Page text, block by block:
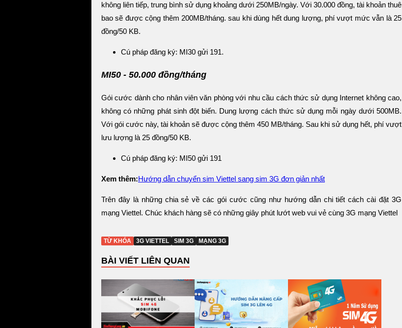
không liên tiếp, trung bình sử dụng khoảng dưới 250MB/ngày. Với 30.000 đồng, tài khoản thuê
bao sẽ được cộng thêm 200MB/tháng. sau khi dùng hết dung lượng, phí vượt mức vẫn là 25
đồng/50 KB.
Cú pháp đăng ký: MI30 gửi 191.
MI50 - 50.000 đồng/tháng
Gói cước dành cho nhân viên văn phòng với nhu cầu cách thức sử dụng Internet không cao,
không có những phát sinh đột biến. Dung lượng cách thức sử dụng mỗi ngày dưới 500MB.
Với gói cước này, tài khoản sẽ được cộng thêm 450 MB/tháng. Sau khi sử dụng hết, phí vượt
lưu lượng là 25 đồng/50 KB.
Cú pháp đăng ký: MI50 gửi 191
Xem thêm:Hướng dẫn chuyển sim Viettel sang sim 3G đơn giản nhất
Trên đây là những chia sẻ về các gói cước cũng như hướng dẫn chi tiết cách cài đặt 3G
mạng Viettel. Chúc khách hàng sẽ có những giây phút lướt web vui vẻ cùng 3G mạng Viettel
TỪ KHÓA 3G VIETTEL SIM 3G MẠNG 3G
BÀI VIẾT LIÊN QUAN